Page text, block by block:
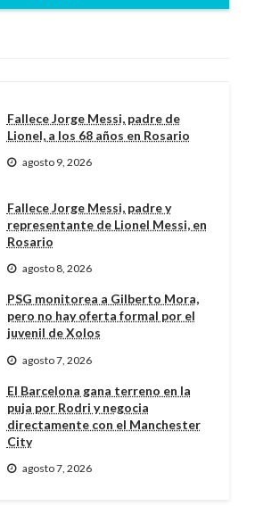
Fallece Jorge Messi, padre de
Lionel, a los 68 años en Rosario
agosto 9, 2026
Fallece Jorge Messi, padre y
representante de Lionel Messi, en
Rosario
agosto 8, 2026
PSG monitorea a Gilberto Mora,
pero no hay oferta formal por el
juvenil de Xolos
agosto 7, 2026
El Barcelona gana terreno en la
puja por Rodri y negocia
directamente con el Manchester
City
agosto 7, 2026